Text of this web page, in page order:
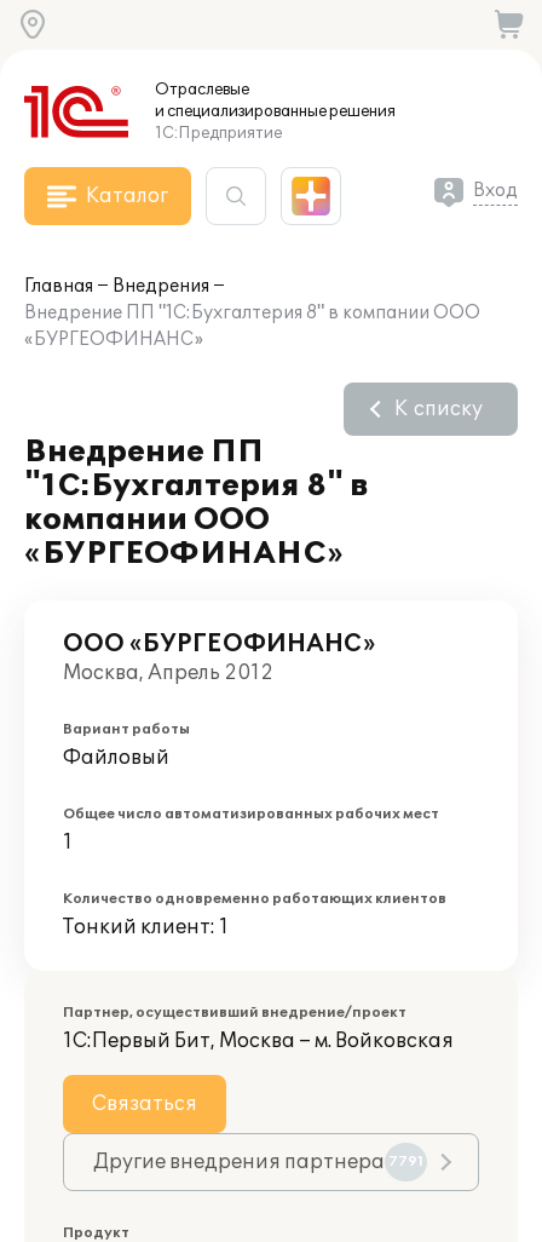
Отраслевые
и специализированныерешения
1С:Предприятие
Каталог Вход
Главная
Внедрения
Внедрение ПП "1С:Бухгалтерия 8" в компании ООО
«БУРГЕОФИНАНС»
Внедрение ПП
"1С:Бухгалтерия 8" в
компании ООО
«БУРГЕОФИНАНС»
К списку
ООО «БУРГЕОФИНАНС»
Москва, Апрель 2012
Вариант работы
Файловый
Общее число автоматизированных рабочих мест
1
Количество одновременно работающих клиентов
Тонкий клиент: 1
Партнер, осуществивший внедрение/проект
1С:Первый Бит, Москва – м. Войковская
Связаться
Другие внедрения партнера 7791
Продукт